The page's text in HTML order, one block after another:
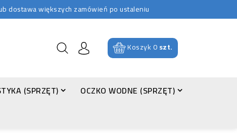
dostawa większych zamówień po ustaleniu
Koszyk0szt.
(SPRZĘT)
OCZKO WODNE (SPRZĘT)